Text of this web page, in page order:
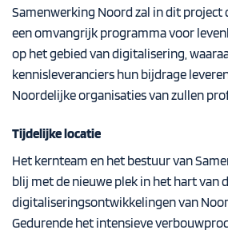
Samenwerking Noord zal in dit project
een omvangrijk programma voor
op het gebied van digitalisering,
kennisleveranciers hun bijdrage
Noordelijke organisaties van zullen
Tijdelijke locatie
Het kernteam en het bestuur van
blij met de nieuwe plek in het hart van
digitaliseringsontwikkelingen van
Gedurende het intensieve